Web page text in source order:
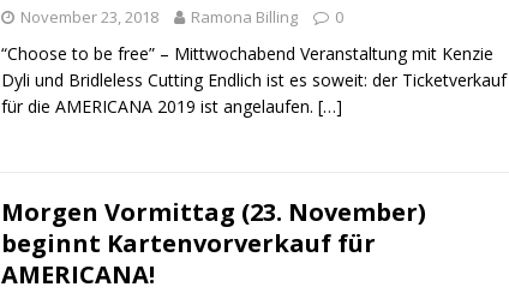
November 23, 2018 Ramona Billing 0
“Choose to be free” – Mittwochabend Veranstaltung mit Kenzie
Dyli und Bridleless Cutting Endlich ist es soweit: der Ticketverkauf
für die AMERICANA 2019 ist angelaufen. […]
Morgen Vormittag (23. November)
beginnt Kartenvorverkauf für
AMERICANA!